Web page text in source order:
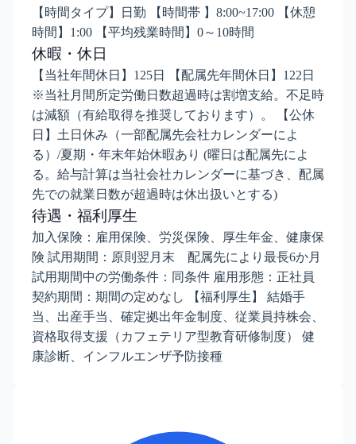
【時間タイプ】日勤 【時間帯 】8:00~17:00 【休憩
時間】1:00 【平均残業時間】0～10時間
休暇・休日
【当社年間休日】125日 【配属先年間休日】122日
※当社月間所定労働日数超過時は割増支給。不足時
は減額（有給取得を推奨しております）。 【公休
日】土日休み（一部配属先会社カレンダーによ
る）/夏期・年末年始休暇あり (曜日は配属先によ
る。給与計算は当社会社カレンダーに基づき、配属
先での就業日数が超過時は休出扱いとする)
待遇・福利厚生
加入保険：雇用保険、労災保険、厚生年金、健康保
険 試用期間：原則翌月末 配属先により最⾧6か月
試用期間中の労働条件：同条件 雇用形態：正社員
契約期間：期間の定めなし 【福利厚生】 結婚手
当、出産手当、確定拠出年金制度、従業員持株会、
資格取得支援（カフェテリア型教育研修制度） 健
康診断、インフルエンザ予防接種